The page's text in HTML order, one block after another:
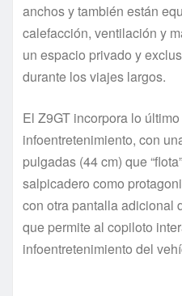
anchos y también están
calefacción, ventilación y
un espacio privado y
durante los viajes largos.
El Z9GT incorpora lo
infoentretenimiento, con
pulgadas (44 cm) que
salpicadero como
con otra pantalla adicional
que permite al copiloto
infoentretenimiento del